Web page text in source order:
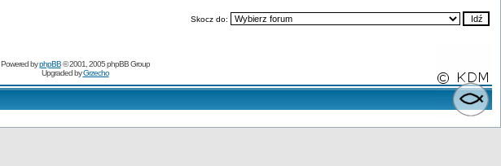
Skocz do:
Powered byphpBB© 2001, 2005 phpBB Group
Upgraded byGrzecho